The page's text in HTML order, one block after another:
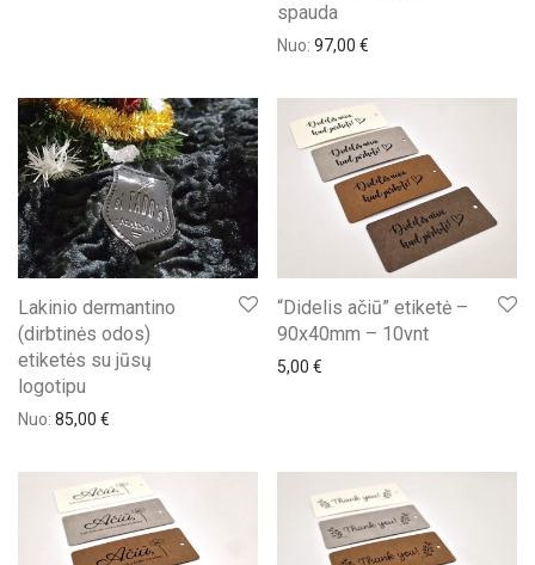
spauda
Nuo: 97,00 €
Lakinio dermantino
(dirbtinės odos)
etiketės su jūsų
logotipu
Nuo: 85,00 €
“Didelis ačiū” etiketė –
90x40mm – 10vnt
5,00 €